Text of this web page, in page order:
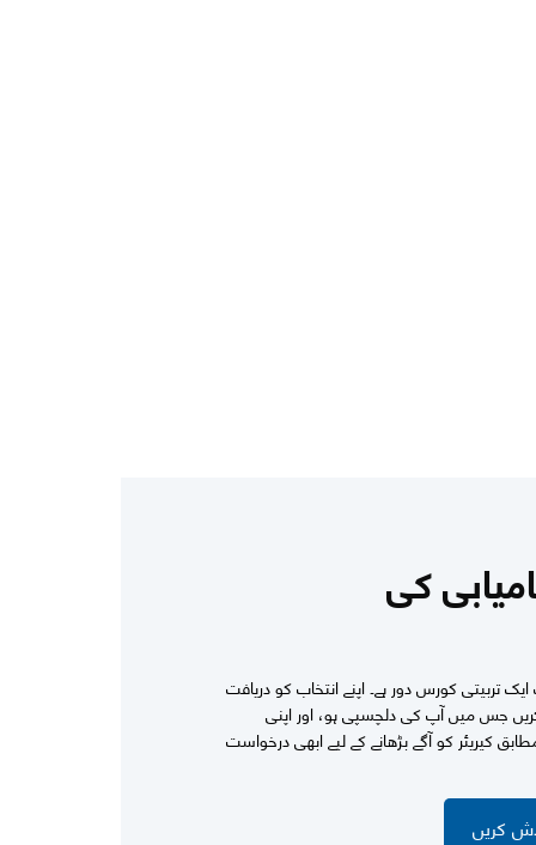
کی
تربیتی کورس دور ہے۔ اپنے انتخاب کو دریافت
جس میں آپ کی دلچسپی ہو، اور اپنی
کیریئر کو آگے بڑھانے کے لیے ابھی درخواست
کریں